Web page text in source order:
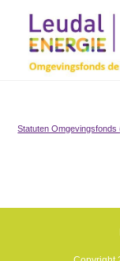
inhoud
Statuten Omgevingsfonds